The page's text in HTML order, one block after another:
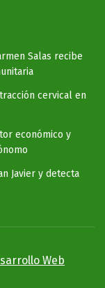
Salas recibe
cervical en
económico y
Javier y detecta
Web